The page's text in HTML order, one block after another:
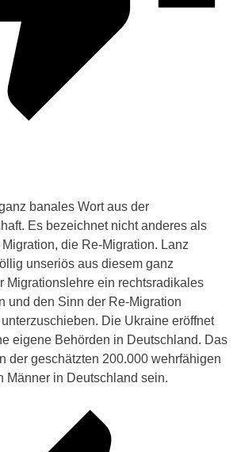
banales Wort aus der
Es bezeichnet nicht anderes als
die Re-Migration. Lanz
unseriös aus diesem ganz
Migrationslehre ein rechtsradikales
und den Sinn der Re-Migration
Die Ukraine eröffnet
eigene Behörden in Deutschland. Das
der geschätzten 200.000 wehrfähigen
Männer in Deutschland sein.